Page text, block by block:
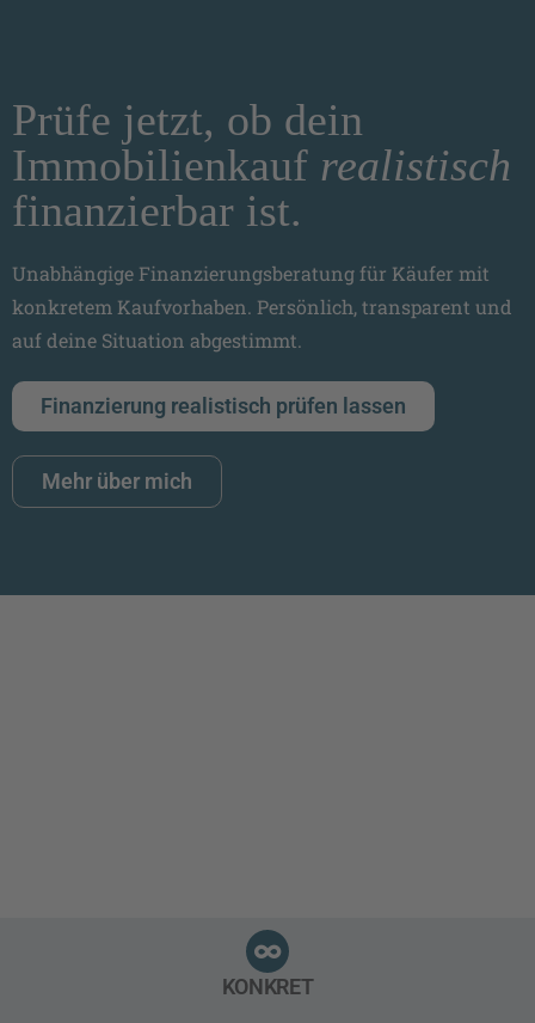
Prüfe jetzt, ob dein
Immobilienkauf realistisch
finanzierbar ist.
Unabhängige Finanzierungsberatung für Käufer mit
konkretem Kaufvorhaben. Persönlich, transparent und
auf deine Situation abgestimmt.
Finanzierung realistisch prüfen lassen
Mehr über mich
KONKRET